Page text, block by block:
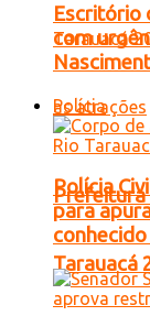
Prefeitura
Tarauacá
Escritório
com
Polícia
Polícia
para